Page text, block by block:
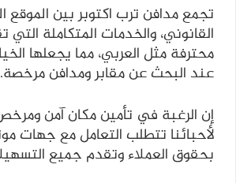
تجمع مدافن ترب اكتوبر بين الموقع
القانوني، والخدمات المتكاملة
محترفة مثل العربي، مما يجعلها
عند البحث عن مقابر ومدافن مرخصة.
إن الرغبة في تأمين مكان آمن ومرخص
لأحبائنا تتطلب التعامل مع جهات
بحقوق العملاء وتقدم جميع